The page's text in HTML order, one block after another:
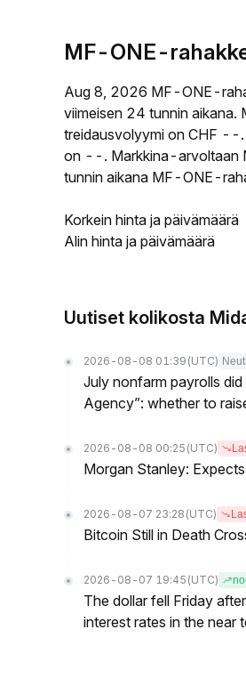
MF-ONE-
Aug 8, 2026 MF-ONE-
viimeisen 24 tunnin
treidausvolyymi on CHF --
on --. Markkina-arvoltaan
tunnin aikana MF-ONE-
Korkein hinta ja päivämäärä
Alin hinta ja päivämäärä
Uutiset kolikosta
2026-08-08 01:39 (UTC)
July nonfarm payrolls
Agency”: whether to
2026-08-08 00:25 (UTC)
Morgan Stanley:
2026-08-07 23:28 (UTC)
Bitcoin Still in Death
2026-08-07 19:45 (UTC)
The dollar fell Friday
interest rates in the near